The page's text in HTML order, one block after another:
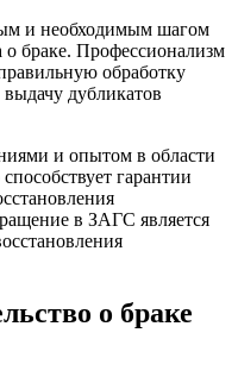
и необходимым шагом
о браке. Профессионализм
обработку
дубликатов
и опытом в области
гарантии
в ЗАГС является
о браке